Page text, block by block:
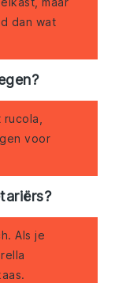
dan wat
voor
Als je